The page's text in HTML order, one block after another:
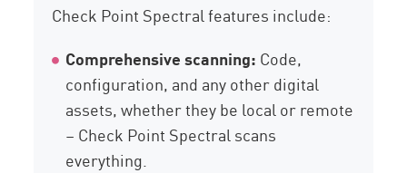
Check Point Spectral features include:
Comprehensive scanning: Code,
configuration, and any other digital
assets, whether they be local or remote
– Check Point Spectral scans
everything.